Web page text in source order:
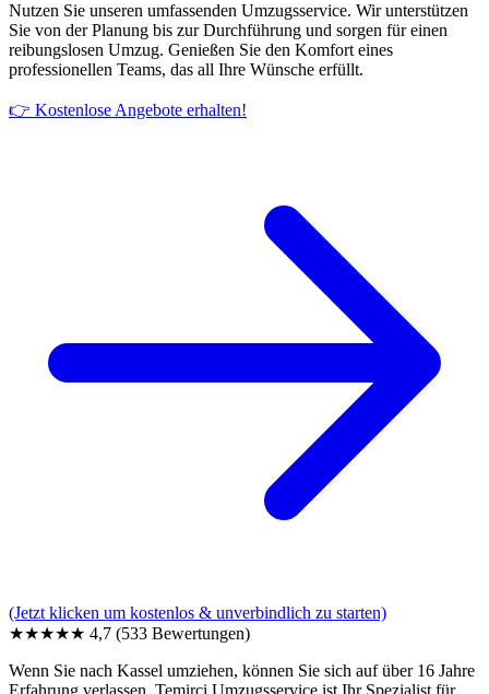
Nutzen Sie unseren umfassenden Umzugsservice. Wir unterstützen
Sie von der Planung bis zur Durchführung und sorgen für einen
reibungslosen Umzug. Genießen Sie den Komfort eines
professionellen Teams, das all Ihre Wünsche erfüllt.
👉 Kostenlose Angebote erhalten!
(Jetzt klicken um kostenlos & unverbindlich zu starten)
★★★★★ 4,7 (533 Bewertungen)
Wenn Sie nach Kassel umziehen, können Sie sich auf über 16 Jahre